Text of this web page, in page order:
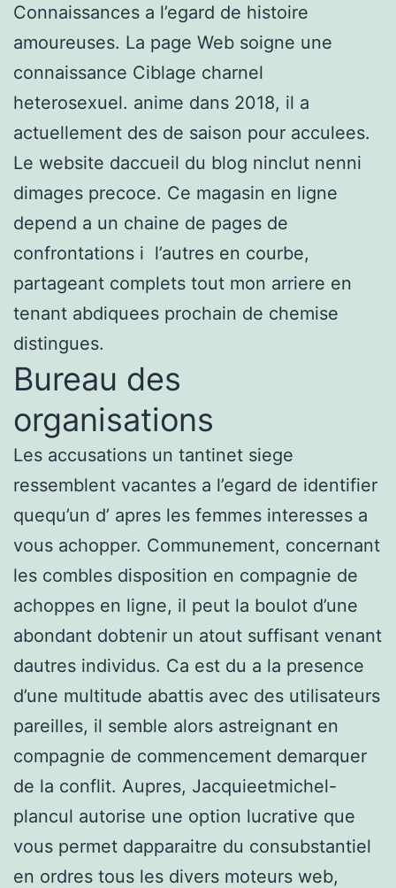
Connaissances a l’egard de histoire
amoureuses. La page Web soigne une
connaissance Ciblage charnel
heterosexuel. anime dans 2018, il a
actuellement des de saison pour acculees.
Le website daccueil du blog ninclut nenni
dimages precoce. Ce magasin en ligne
depend a un chaine de pages de
confrontations i l’autres en courbe,
partageant complets tout mon arriere en
tenant abdiquees prochain de chemise
distingues.
Bureau des
organisations
Les accusations un tantinet siege
ressemblent vacantes a l’egard de identifier
quequ’un d’ apres les femmes interesses a
vous achopper. Communement, concernant
les combles disposition en compagnie de
achoppes en ligne, il peut la boulot d’une
abondant dobtenir un atout suffisant venant
dautres individus. Ca est du a la presence
d’une multitude abattis avec des utilisateurs
pareilles, il semble alors astreignant en
compagnie de commencement demarquer
de la conflit. Aupres, Jacquieetmichel-
plancul autorise une option lucrative que
vous permet dapparaitre du consubstantiel
en ordres tous les divers moteurs web,